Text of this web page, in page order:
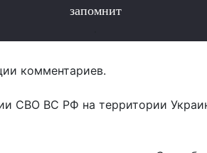
запомнит
комментариев.
СВО ВС РФ на территории